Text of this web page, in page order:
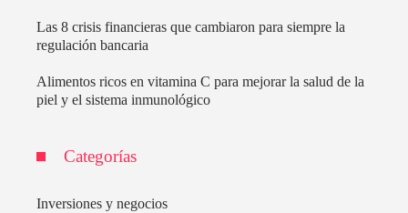
Las 8 crisis financieras que cambiaron para siempre la
regulación bancaria
Alimentos ricos en vitamina C para mejorar la salud de la
piel y el sistema inmunológico
Categorías
Inversiones y negocios